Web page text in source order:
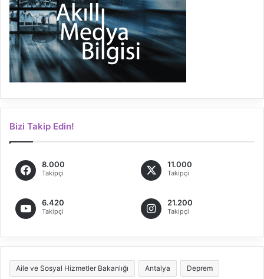
Bizi Takip Edin!
8.000
Takipçi
11.000
Takipçi
6.420
Takipçi
21.200
Takipçi
Aile ve Sosyal Hizmetler Bakanlığı Antalya Deprem